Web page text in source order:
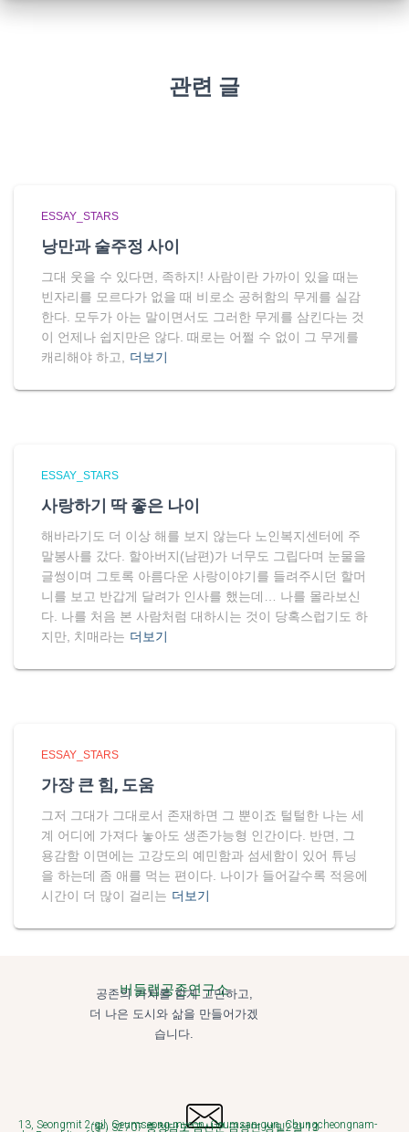
관련 글
ESSAY_STARS
낭만과 술주정 사이
그대 웃을 수 있다면, 족하지! 사람이란 가까이 있을 때는
빈자리를 모르다가 없을 때 비로소 공허함의 무게를 실감
한다. 모두가 아는 말이면서도 그러한 무게를 삼킨다는 것
이 언제나 쉽지만은 않다. 때로는 어쩔 수 없이 그 무게를
캐리해야 하고, 더보기
ESSAY_STARS
사랑하기 딱 좋은 나이
해바라기도 더 이상 해를 보지 않는다 노인복지센터에 주
말봉사를 갔다. 할아버지(남편)가 너무도 그립다며 눈물을
글썽이며 그토록 아름다운 사랑이야기를 들려주시던 할머
니를 보고 반갑게 달려가 인사를 했는데… 나를 몰라보신
다. 나를 처음 본 사람처럼 대하시는 것이 당혹스럽기도 하
지만, 치매라는 더보기
ESSAY_STARS
가장 큰 힘, 도움
그저 그대가 그대로서 존재하면 그 뿐이죠 털털한 나는 세
계 어디에 가져다 놓아도 생존가능형 인간이다. 반면, 그
용감함 이면에는 고강도의 예민함과 섬세함이 있어 튜닝
을 하는데 좀 애를 먹는 편이다. 나이가 들어갈수록 적응에
시간이 더 많이 걸리는 더보기
버들랩공존연구소
공존의 가치를 함게 고민하고,
더 나은 도시와 삶을 만들어가겠
습니다.
(우) 32707 충청남도 금산군 금성면 성밑2길 13
13, Seongmit 2-gil, Geumseong-myeon, Geumsan-gun, Chungcheongnam-